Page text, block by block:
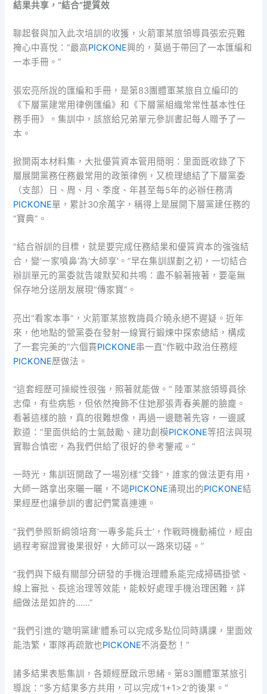
結果共享，“結合”提質效
聊起餐與加入此次培訓的收獲，火箭軍某旅領導員張宏亮難
掩心中喜悅：“最高PICKONE興的，莫過于帶回了一本匯編和
一本手冊。”
張宏亮所說的匯編和手冊，是第83團體軍某旅自立編印的
《下層黨建常用律例匯編》和《下層黨組織常常性基本性任
務手冊》。集訓中，該旅給兄弟單元參訓書記每人贈予了一
本。
掀開兩本材料集，大批優質資本管用簡明：里面既收錄了下
層展開黨務任務最常用的政策律例，又梳理總結了下層黨委
（支部）日、周、月、季度、年甚至每5年的必辦任務清
PICKONE單，累計30余萬字，稱得上是展開下層黨建任務的
“寶典”。
“結合辦訓的目標，就是要完成任務結果和優質資本的強強結
合，變‘一家噴鼻’為‘大師享’。”早在集訓謀劃之初，一切結合
辦訓單元的黨委就告竣默契和共鳴：盡不躲著掖著，要毫無
保存地分送朋友展現“傳家寶”。
亮出“看家本事”，火箭軍某旅教誨員介曉永絕不遲疑。近年
來，他地點的營黨委在發射一線實行鍛煉中探索總結，構成
了一套完美的“六個貫PICKONE串一直”作戰中政治任務經
PICKONE歷做法。
“這套經歷可操縱性很強，照著就能做。” 陸軍某旅領導員徐
志偉，有些病態，但依然掩飾不住她那張青春美麗的臉龐。
看著這樣的臉，真的很難想像，再過一邊聽著先容，一邊感
歎道：“里面供給的士氣鼓勵、建功創模PICKONE等招法與現
實聯合慎密，為我們供給了很好的參考鑒戒。”
一時光，集訓班開啟了一場別樣“交鋒”，誰家的做法更有用，
大師一路拿出來曬一曬，不竭PICKONE涌現出的PICKONE結
果經歷也讓參訓的書記們驚喜連連。
“我們參照新綱領培育‘一專多能兵士’，作戰時機動補位，經由
過程考察證實後果很好，大師可以一路來切磋。”
“我們與下級有關部分研發的手機治理體系能完成掃碼掛號、
線上審批、長途治理等效能，能較好處理手機治理困難，詳
細做法是如許的……”
“我們引進的‘聰明黨建’體系可以完成多點位同時講課，里面效
能浩繁，軍隊再疏散也PICKONE不消憂愁！”
諸多結果表態集訓，各類經歷啟示思緒。第83團體軍某旅引
導說：“多方結果多方共用，可以完成‘1+1>2’的後果。”